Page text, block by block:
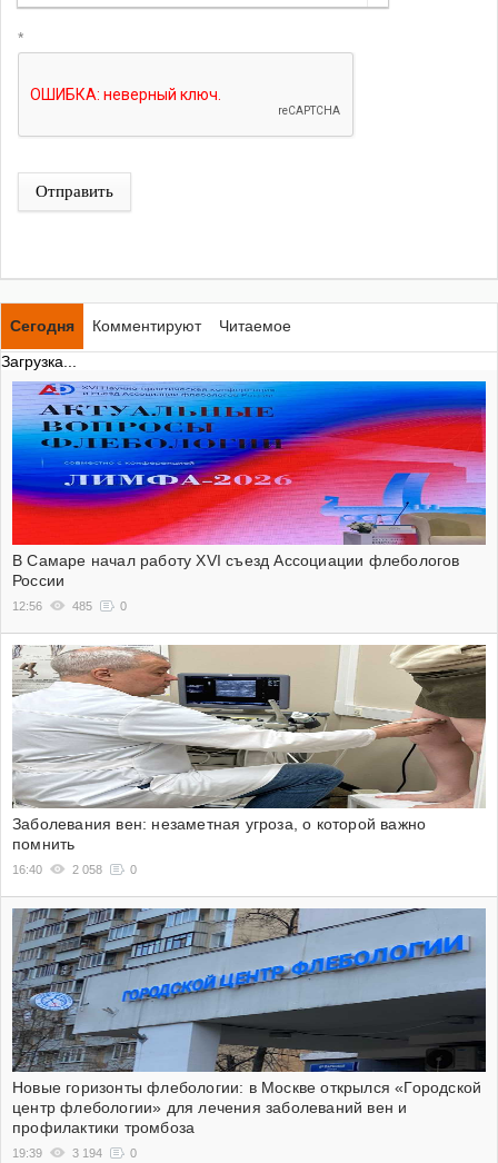
*
Отправить
Сегодня Комментируют
Читаемое
Загрузка...
В Самаре начал работу XVI съезд Ассоциации флебологов
России
12:56 485 0
Заболевания вен: незаметная угроза, о которой важно
помнить
16:40 2 058 0
Новые горизонты флебологии: в Москве открылся «Городской
центр флебологии» для лечения заболеваний вен и
профилактики тромбоза
19:39 3 194 0